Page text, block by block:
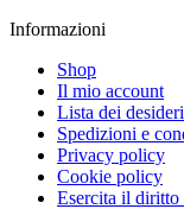
Informazioni
Shop
Il mio account
Lista dei desideri
Spedizioni e
Privacy policy
Cookie policy
Esercita il diritto